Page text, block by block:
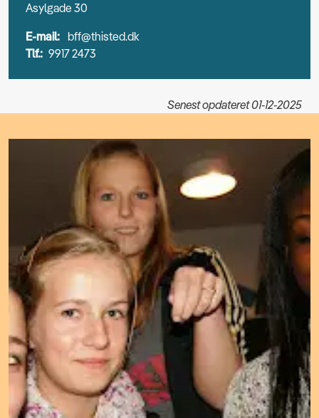
Asylgade 30
E-mail: bff@thisted.dk
Tlf.: 9917 2473
Senest opdateret 01-12-2025